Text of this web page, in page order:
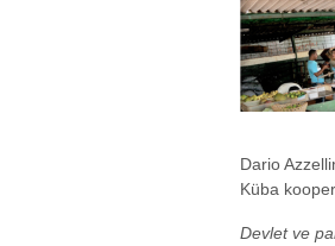
Dario
Küba
Devlet ve